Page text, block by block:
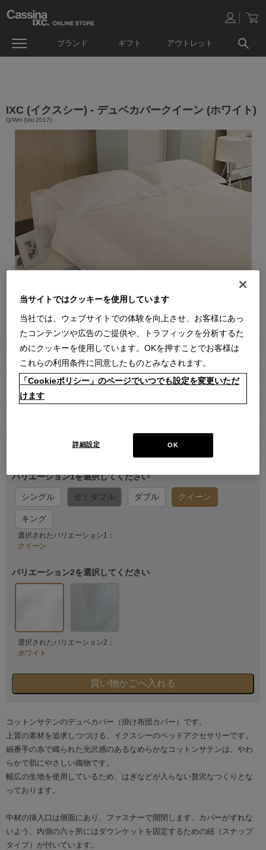
ブランド ギフト アウトレット
IXC (イクスシー) - デュベカバークイーン (ホワイト)
Q/WH (Ver.2017)
● ● ● ● ● ● ●
商品属性
雑貨
品番
222N0500011000000000
販売価格
バリエーション1を選択してください
シングル セミダブル ダブル クイーン
キング
選択されたバリエーション1：
クイーン
バリエーション2を選択してください
選択されたバリエーション2：
ホワイト
コットンサテンのデュベカバー（掛け布団カバー）です。
上質の素材を追求しつづける、イクスシーのベッドアクセサリーです。
細番手の糸で織られた光沢感のあるなめらかなコットンサテンは、やわ
らかで肌にやさしい織物です。
幅広の生地を使用しているため、はぎなどが入らない贅沢なつくりとな
っております。
中材の挿入口は側面にあり、ファスナーで開閉します。カバーがずれな
いよう、内側の六ヶ所にはダウンケットを固定するための紐（スナップ
タイプ）が付いています。
当サイトではクッキーを使用しています
当社では、ウェブサイトでの体験を向上させ、お客様にあっ
たコンテンツや広告のご提供や、トラフィックを分析するた
めにクッキーを使用しています。OKを押すことでお客様は
これらの利用条件に同意したものとみなされます。
「Cookieポリシー」のページでいつでも設定を変更いただ
けます
OK
詳細設定